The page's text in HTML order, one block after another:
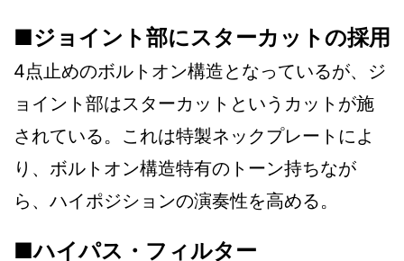
■ジョイント部にスターカットの採用
4点止めのボルトオン構造となっているが、ジ
ョイント部はスターカットというカットが施
されている。これは特製ネックプレートによ
り、ボルトオン構造特有のトーン持ちなが
ら、ハイポジションの演奏性を高める。
■ハイパス・フィルター